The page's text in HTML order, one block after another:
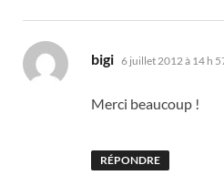
bigi dit :
6 juillet 2012 à 14 h
Merci beaucoup !
RÉPONDRE